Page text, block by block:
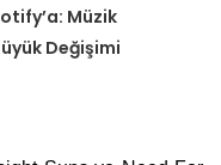
Müzik
Değişimi